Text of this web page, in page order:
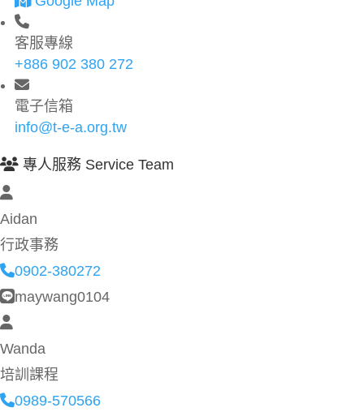
客服專線
+886 902 380 272
電子信箱
info@t-e-a.org.tw
專人服務 Service Team
Aidan
行政事務
0902-380272
maywang0104
Wanda
培訓課程
0989-570566